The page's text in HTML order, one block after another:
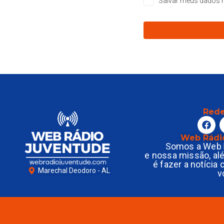
Marechal Deodoro - AL
Web
Somos a
e nossa missão,
é fazer a notícia